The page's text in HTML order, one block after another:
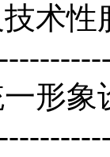
术性
形象